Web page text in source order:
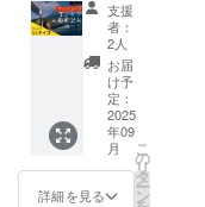
メール
・ 記載
いただ
いた
メール
アドレ
スに感
謝の気
持ちを
記名 ・
Volcano
Cupの
SNSに
あげる
お礼動
画でご
指定の
お名
ニック
す。 ※
日程や
具体的
な体験
内容な
ど詳細
情報は
メール
にて御
に相談
16:30
受付開
17:00
開始 ・
場所：
桜島
シーサ
イドホ
テル
（鹿児
用大漁
旗に記
名しま
す。
Volcano
Cup共
用大漁
旗はフ
リーダ
イビン
x 動画
記名
※XLサ
イズ対
応！】
※【グッ
ズコー
ス：T
シャツ
x 動画
支援
者：
2人
お届
け予
定：
2025
年09
月
詳細を見る
こ
の
リ
タ
ー
ン